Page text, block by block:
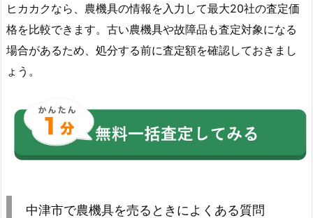
ヒカカクなら、農機具の情報を入力して最大20社の査定価
格を比較できます。古い農機具や故障品も査定対象になる
場合があるため、処分する前に査定額を確認しておきまし
ょう。
中津市で農機具を売るときによくある質問